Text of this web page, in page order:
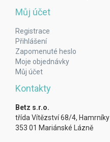
Můj účet
Registrace
Přihlášení
Zapomenuté heslo
Moje objednávky
Můj účet
Kontakty
Betz s.r.o.
třída Vítězství 68/4, Hamrníky
353 01 Mariánské Lázně